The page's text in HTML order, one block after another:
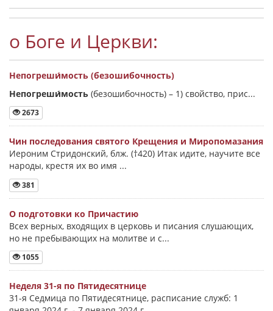
о Боге и Церкви:
Непогреши́мость (безошибочность)
Непогреши́мость (безошибочность) – 1) свойство, прис...
2673
Чин последования святого Крещения и Миропомазания
Иероним Стридонский, блж. (†420) Итак идите, научите все
народы, крестя их во имя ...
381
О подготовки ко Причастию
Всех верных, входящих в церковь и писания слушающих,
но не пребывающих на молитве и с...
1055
Неделя 31-я по Пятидесятнице
31-я Седмица по Пятидесятнице, расписание служб: 1